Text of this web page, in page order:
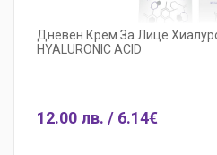
Дневен Крем За Лице
HYALURONIC ACID
12.00 лв. / 6.14€